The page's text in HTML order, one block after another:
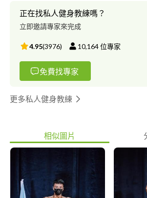
正在找私人健身教練嗎？
立即邀請專家來完成
4.95(3976) 10,164位專家
免費找專家
更多私人健身教練
相似圖片